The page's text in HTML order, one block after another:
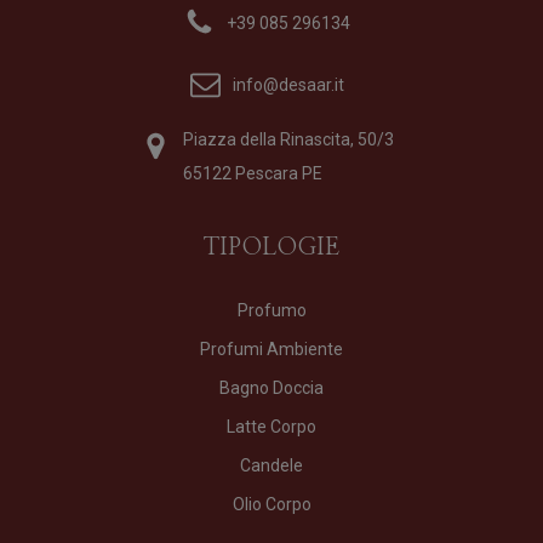
+39 085 296134
info@desaar.it
Piazza della Rinascita, 50/3
65122 Pescara PE
TIPOLOGIE
Profumo
Profumi Ambiente
Bagno Doccia
Latte Corpo
Candele
Olio Corpo